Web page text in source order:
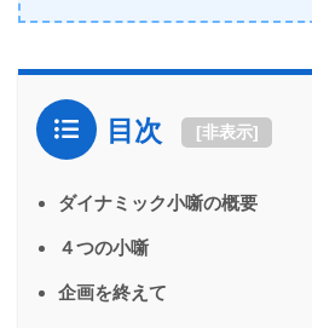
目次 [非表示]
ダイナミック小噺の概要
４つの小噺
企画を終えて